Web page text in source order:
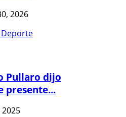
2026
Deporte
Pullaro dijo
presente...
2025